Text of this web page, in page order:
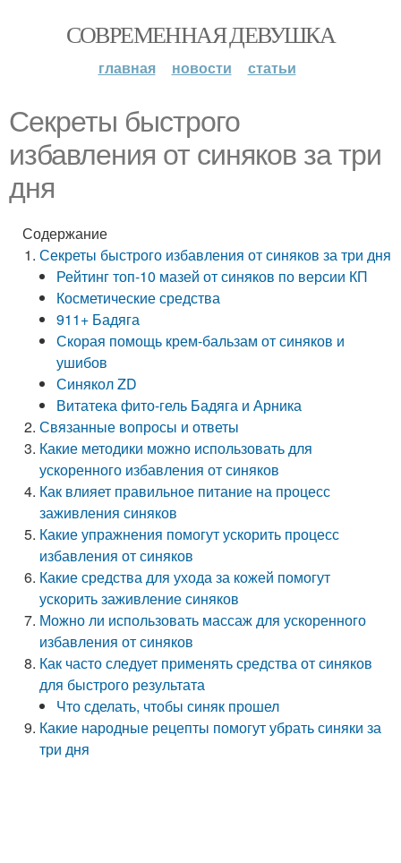
СОВРЕМЕННАЯ ДЕВУШКА
главная новости статьи
Секреты быстрого
избавления от синяков за три
дня
Содержание
Секреты быстрого избавления от синяков за три дня
Рейтинг топ-10 мазей от синяков по версии КП
Косметические средства
911+ Бадяга
Скорая помощь крем-бальзам от синяков и
ушибов
Синякол ZD
Витатека фито-гель Бадяга и Арника
Связанные вопросы и ответы
Какие методики можно использовать для
ускоренного избавления от синяков
Как влияет правильное питание на процесс
заживления синяков
Какие упражнения помогут ускорить процесс
избавления от синяков
Какие средства для ухода за кожей помогут
ускорить заживление синяков
Можно ли использовать массаж для ускоренного
избавления от синяков
Как часто следует применять средства от синяков
для быстрого результата
Что сделать, чтобы синяк прошел
Какие народные рецепты помогут убрать синяки за
три дня